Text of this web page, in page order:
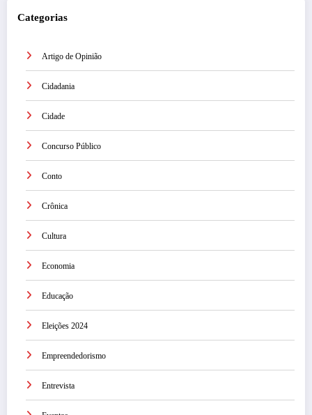
Categorias
Artigo de Opinião
Cidadania
Cidade
Concurso Público
Conto
Crônica
Cultura
Economia
Educação
Eleições 2024
Empreendedorismo
Entrevista